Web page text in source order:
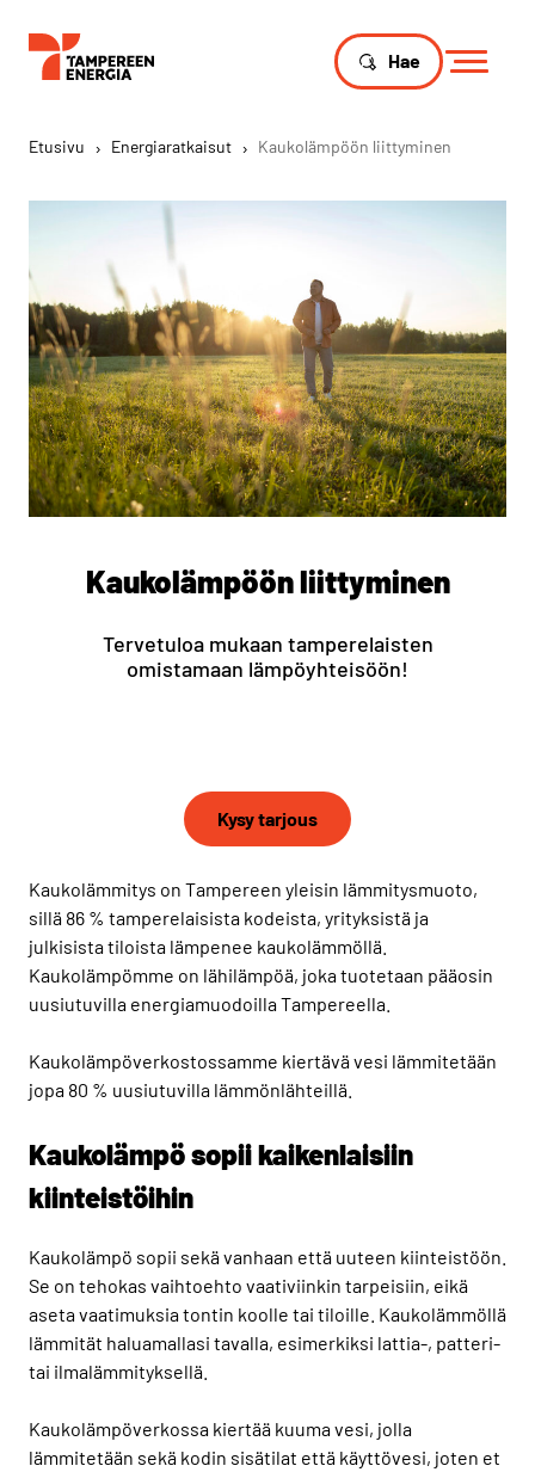
Hae
Etusivu › Energiaratkaisut › Kaukolämpöön liittyminen
Kaukolämpöön liittyminen
Tervetuloa mukaan tamperelaisten
omistamaan lämpöyhteisöön!
Kysy tarjous
Kaukolämmitys on Tampereen yleisin lämmitysmuoto,
sillä 86 % tamperelaisista kodeista, yrityksistä ja
julkisista tiloista lämpenee kaukolämmöllä.
Kaukolämpömme on lähilämpöä, joka tuotetaan pääosin
uusiutuvilla energiamuodoilla Tampereella.
Kaukolämpöverkostossamme kiertävä vesi lämmitetään
jopa 80 % uusiutuvilla lämmönlähteillä.
Kaukolämpö sopii kaikenlaisiin
kiinteistöihin
Kaukolämpö sopii sekä vanhaan että uuteen kiinteistöön.
Se on tehokas vaihtoehto vaativiinkin tarpeisiin, eikä
aseta vaatimuksia tontin koolle tai tiloille. Kaukolämmöllä
lämmität haluamallasi tavalla, esimerkiksi lattia-, patteri-
tai ilmalämmityksellä.
Kaukolämpöverkossa kiertää kuuma vesi, jolla
lämmitetään sekä kodin sisätilat että käyttövesi, joten et